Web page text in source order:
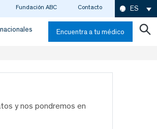
Fundación ABC Contacto ES
Encuentra a tu médico
y nos pondremos en